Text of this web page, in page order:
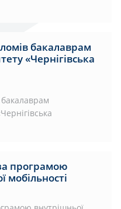
бакалаврам
«Чернігівська
програмою
мобільності